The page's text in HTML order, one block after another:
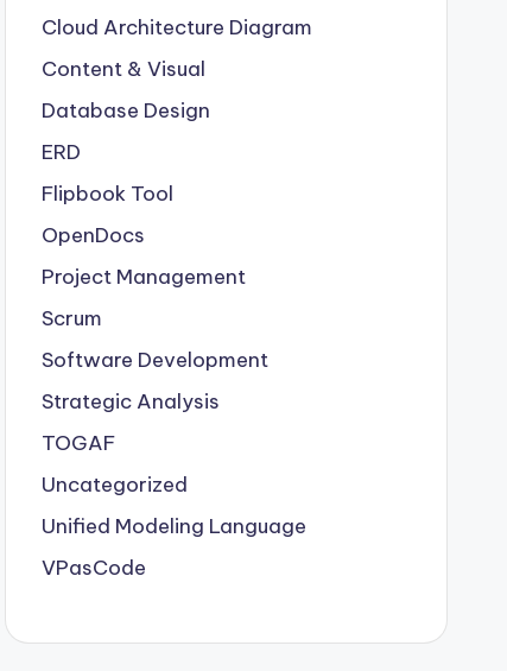
Cloud Architecture Diagram
Content & Visual
Database Design
ERD
Flipbook Tool
OpenDocs
Project Management
Scrum
Software Development
Strategic Analysis
TOGAF
Uncategorized
Unified Modeling Language
VPasCode